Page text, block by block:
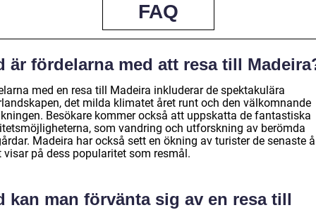
FAQ
är fördelarna med att resa till
med en resa till Madeira inkluderar de spektakulära
det milda klimatet året runt och den välkomnande
Besökare kommer också att uppskatta de fantastiska
som vandring och utforskning av berömda
Madeira har också sett en ökning av turister de senaste
visar på dess popularitet som resmål.
kan man förvänta sig av en resa till